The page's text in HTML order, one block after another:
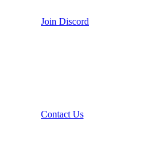
Join Discord
Contact Us